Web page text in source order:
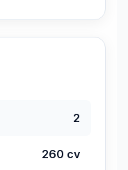
2
260 cv